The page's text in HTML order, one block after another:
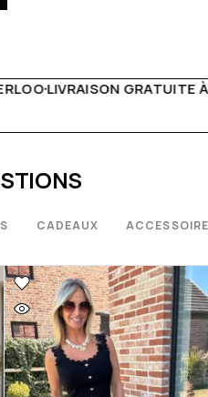
PARTIR DE 150€ LIVE
CADEAUX